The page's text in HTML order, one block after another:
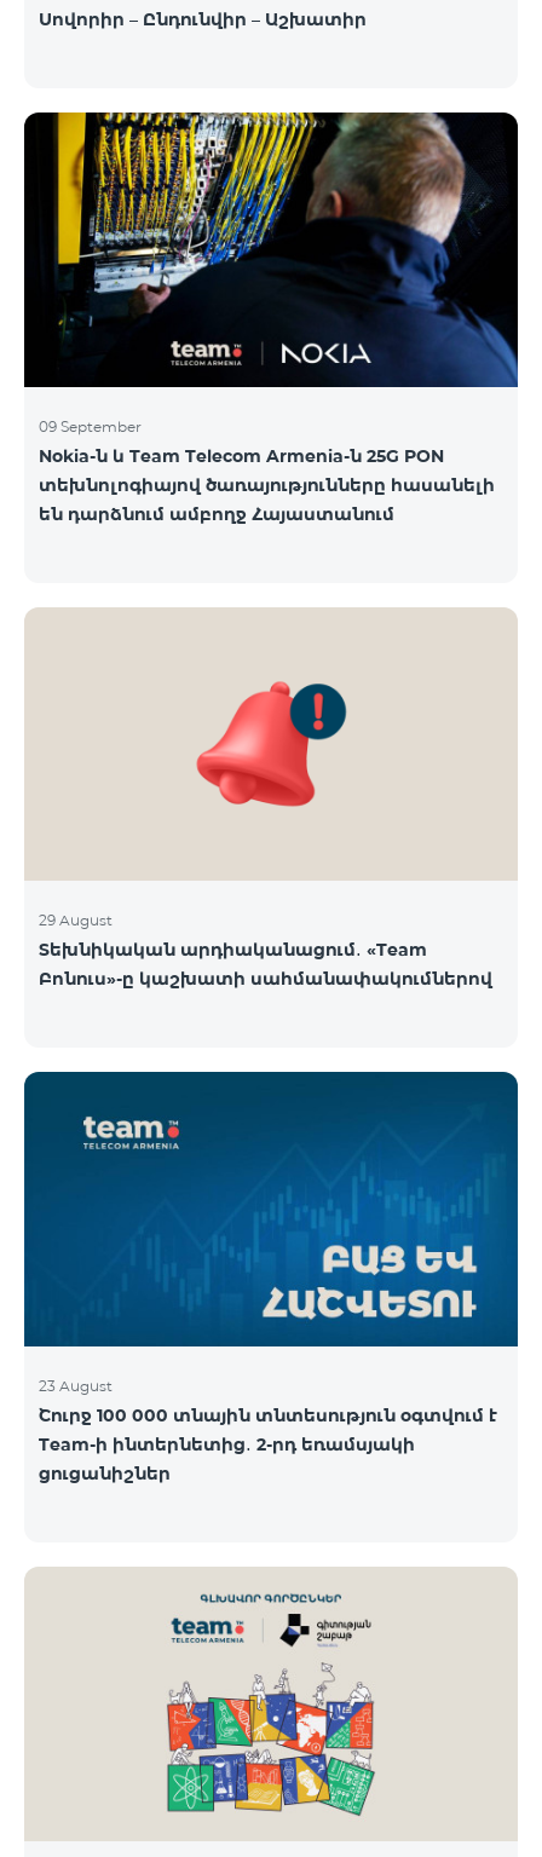
Սովորիր – Ընդունվիր – Աշխատիր
09 September
Nokia-ն և Team Telecom Armenia-ն 25G PON
տեխնոլոգիայով ծառայությունները հասանելի
են դարձնում ամբողջ Հայաստանում
29 August
Տեխնիկական արդիականացում․ «Team
Բոնուս»-ը կաշխատի սահմանափակումներով
23 August
Շուրջ 100 000 տնային տնտեսություն օգտվում է
Team-ի ինտերնետից․ 2-րդ եռամսյակի
ցուցանիշներ